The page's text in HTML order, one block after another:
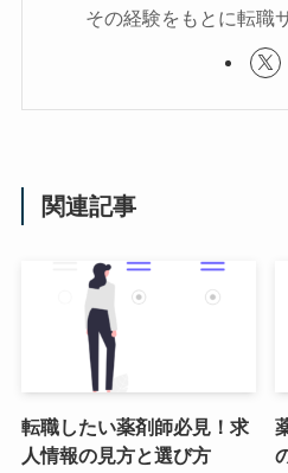
その経験をもとに転職
関連記事
転職したい薬剤師必見！求
人情報の見方と選び方